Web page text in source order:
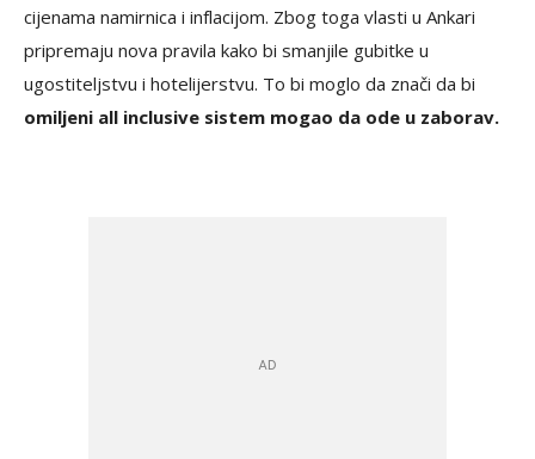
cijenama namirnica i inflacijom. Zbog toga vlasti u Ankari
pripremaju nova pravila kako bi smanjile gubitke u
ugostiteljstvu i hotelijerstvu. To bi moglo da znači da bi
omiljeni all inclusive sistem mogao da ode u zaborav.